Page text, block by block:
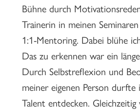
Bühne durch
Trainerin in meinen
1:1-Mentoring. Dabei blühe
Das zu erkennen war ein
Durch Selbstreflexion und
meiner eigenen Person durfte
Talent entdecken.